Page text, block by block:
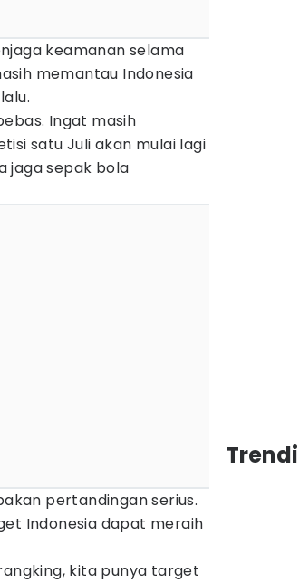
keamanan selama
memantau Indonesia
Ingat masih
satu Juli akan mulai lagi
jaga sepak bola
pertandingan serius.
Indonesia dapat meraih
kita punya target